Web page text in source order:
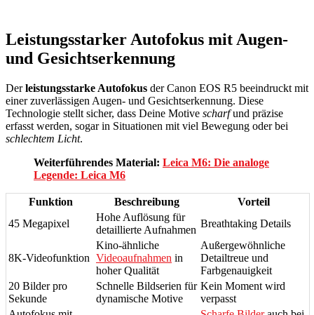
Leistungsstarker Autofokus mit Augen-
und Gesichtserkennung
Derleistungsstarke Autofokus der Canon EOS R5 beeindruckt mit
einer zuverlässigen Augen- und Gesichtserkennung. Diese
Technologie stellt sicher, dass Deine Motive scharfund präzise
erfasst werden, sogar in Situationen mit viel Bewegung oder bei
schlechtem Licht.
Weiterführendes Material: Leica M6: Die analoge
Legende: Leica M6
Funktion Beschreibung
Vorteil
45 Megapixel
Hohe Auflösung für
detaillierte Aufnahmen
Breathtaking Details
8K-Videofunktion
Kino-ähnliche
Videoaufnahmen in
hoher Qualität
Außergewöhnliche
Detailtreue und
Farbgenauigkeit
20 Bilder pro
Sekunde
Schnelle Bildserien für
dynamische Motive
Kein Moment wird
verpasst